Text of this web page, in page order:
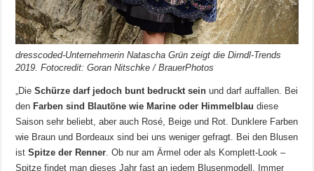
dresscoded-Unternehmerin Natascha Grün zeigt die Dirndl-Trends
2019. Fotocredit: Goran Nitschke / BrauerPhotos
„DieSchürze darf jedoch bunt bedruckt sein und darf auffallen. Bei
den Farben sind Blautöne wie Marine oder Himmelblau diese
Saison sehr beliebt, aber auch Rosé, Beige und Rot. Dunklere Farben
wie Braun und Bordeaux sind bei uns weniger gefragt. Bei den Blusen
istSpitze der Renner . Ob nur am Ärmel oder als Komplett-Look –
Spitze findet man dieses Jahr fast an jedem Blusenmodell. Immer